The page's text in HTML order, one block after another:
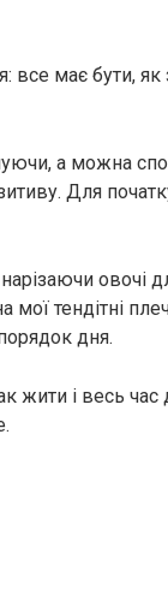
все має бути, як
а можна
Для
овочі
тендітні
дня.
і весь час